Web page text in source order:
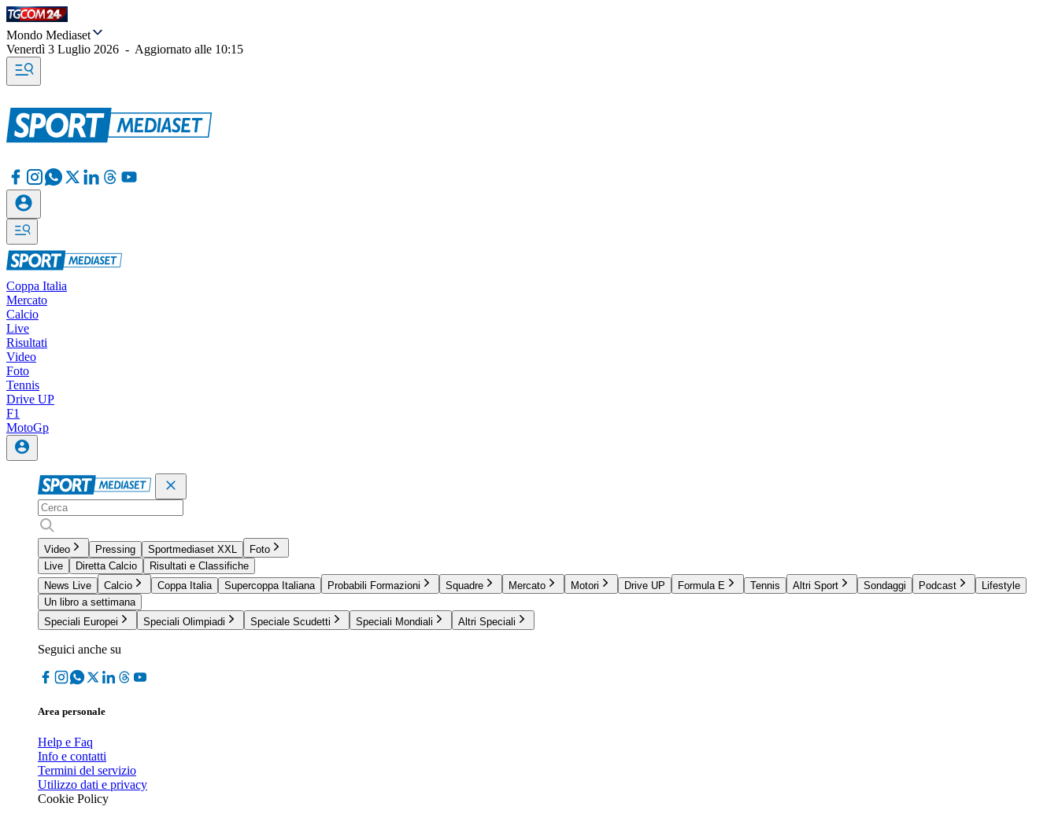
Mondo Mediaset
Venerdì 3 Luglio 2026 - Aggiornato alle 10:15
Coppa Italia
Mercato
Calcio
Live
Risultati
Video
Foto
Tennis
Drive UP
F1
MotoGp
Video Pressing Sportmediaset XXL
Foto
Live
Diretta Calcio
Risultati e Classifiche
News Live
Calcio Coppa Italia Supercoppa Italiana Probabili Formazioni Squadre Mercato Motori Drive UP Formula E Tennis Altri Sport Sondaggi Podcast
Lifestyle
Un libro a settimana
Speciali Europei
Speciali Olimpiadi Speciale Scudetti Speciali Mondiali Altri Speciali
Seguici anche su
Area personale
Help e Faq
Info e contatti
Termini del servizio
Utilizzo dati e privacy
Cookie Policy